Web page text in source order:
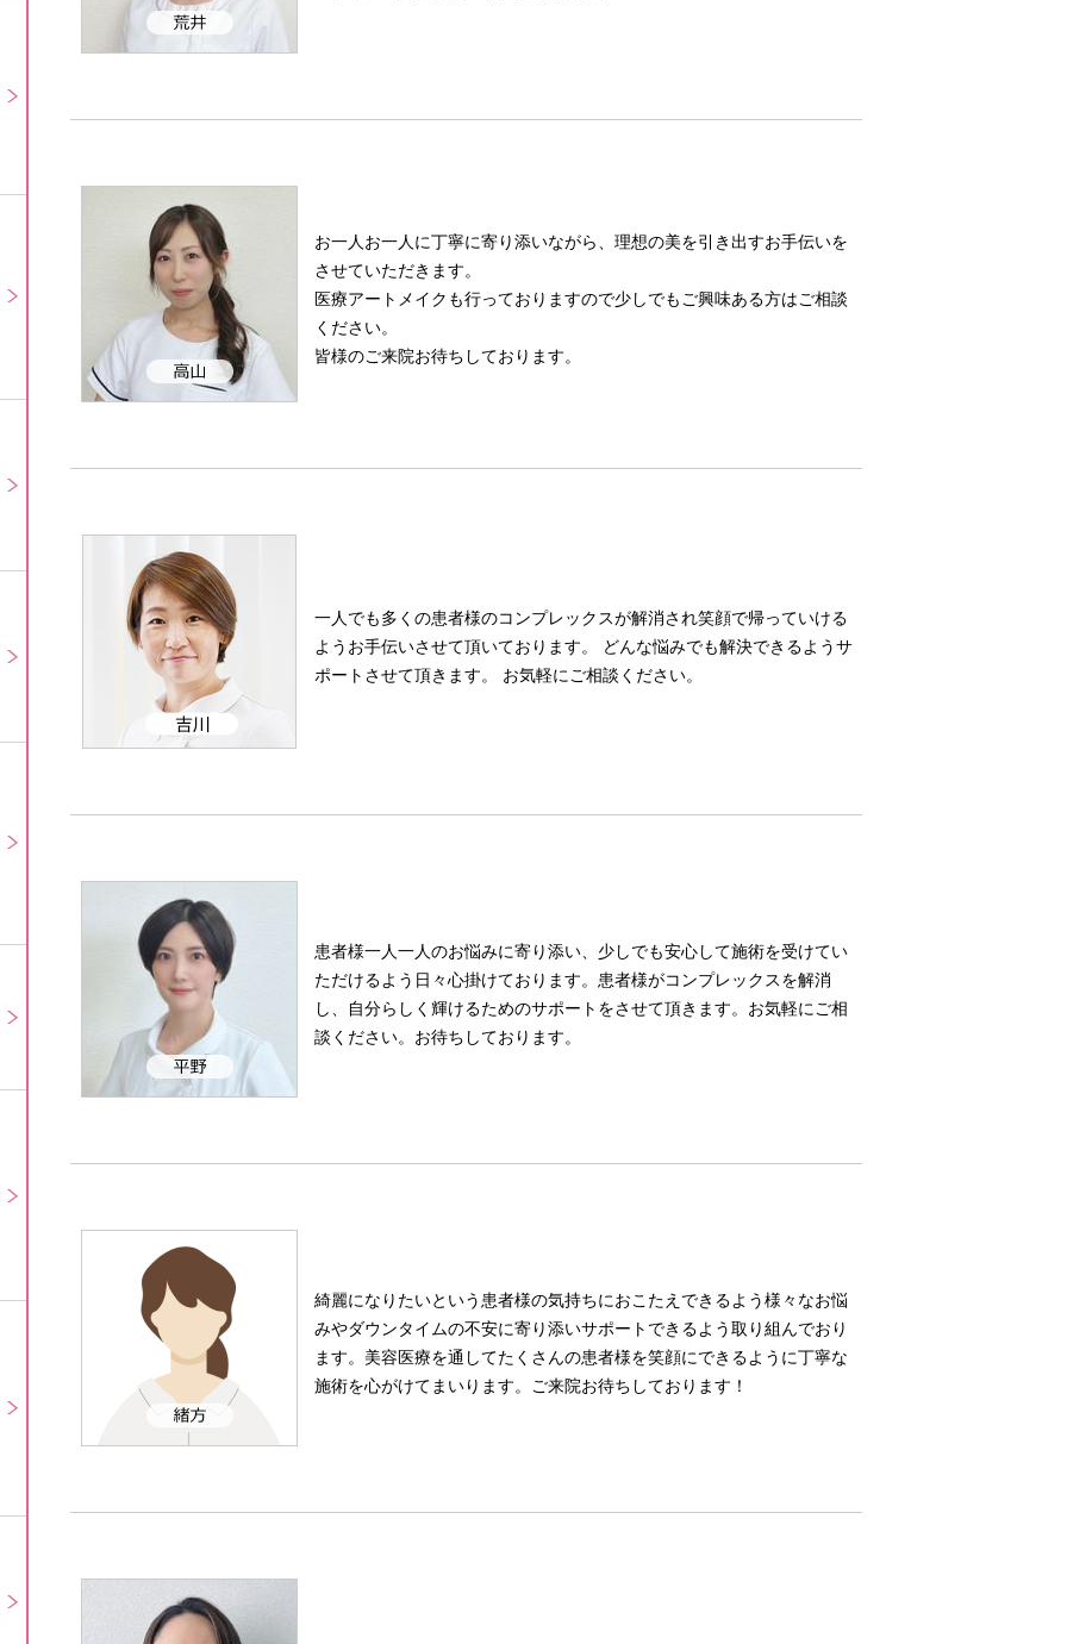
お一人お一人に丁寧に寄り添いながら、理想の美を引き出すお手伝いを
させていただきます。
医療アートメイクも行っておりますので少しでもご興味ある方はご相談
ください。
皆様のご来院お待ちしております。
一人でも多くの患者様のコンプレックスが解消され笑顔で帰っていける
ようお手伝いさせて頂いております。 どんな悩みでも解決できるようサ
ポートさせて頂きます。 お気軽にご相談ください。
患者様一人一人のお悩みに寄り添い、少しでも安心して施術を受けてい
ただけるよう日々心掛けております。患者様がコンプレックスを解消
し、自分らしく輝けるためのサポートをさせて頂きます。お気軽にご相
談ください。お待ちしております。
綺麗になりたいという患者様の気持ちにおこたえできるよう様々なお悩
みやダウンタイムの不安に寄り添いサポートできるよう取り組んでおり
ます。美容医療を通してたくさんの患者様を笑顔にできるように丁寧な
施術を心がけてまいります。ご来院お待ちしております！